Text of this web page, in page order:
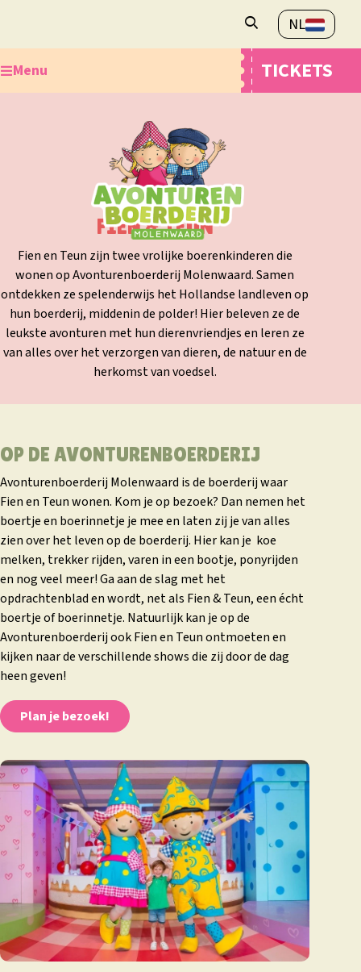
Openingstijden
NL
Menu
Ontdek de Avonturenboerderij
TICKETS
FIEN & TEUN
Fien en Teun zijn twee vrolijke boerenkinderen die
wonen op Avonturenboerderij Molenwaard. Samen
ontdekken ze spelenderwijs het Hollandse landleven op
hun boerderij, middenin de polder! Hier beleven ze de
leukste avonturen met hun dierenvriendjes en leren ze
van alles over het verzorgen van dieren, de natuur en de
herkomst van voedsel.
OP DE AVONTURENBOERDERIJ
Avonturenboerderij Molenwaard is de boerderij waar
Fien en Teun wonen. Kom je op bezoek? Dan nemen het
boertje en boerinnetje je mee en laten zij je van alles
zien over het leven op de boerderij. Hier kan je koe
melken, trekker rijden, varen in een bootje, ponyrijden
en nog veel meer! Ga aan de slag met het
opdrachtenblad en wordt, net als Fien & Teun, een écht
boertje of boerinnetje. Natuurlijk kan je op de
Avonturenboerderij ook Fien en Teun ontmoeten en
kijken naar de verschillende shows die zij door de dag
heen geven!
Plan je bezoek!